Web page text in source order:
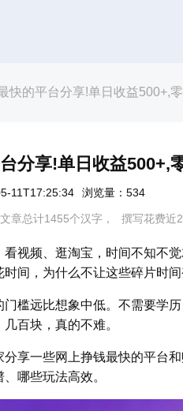
快的平台分享!单日收益500+,
分享!单日收益500+,
11T17:25:34 浏览量：534
章总计1455个汉字， 撰写花费近
视频、逛淘宝，时间不知不
间，为什么不让这些碎片时
槛远比想象中低。不需要学
百块，真的不难。
享一些网上挣钱最快的平台
哪些玩法高效。